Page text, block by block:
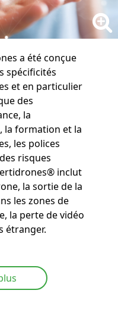
a été conçue
spécificités
et en particulier
des
la
la formation et la
les polices
risques
inclut
la sortie de la
les zones de
la perte de vidéo
étranger.